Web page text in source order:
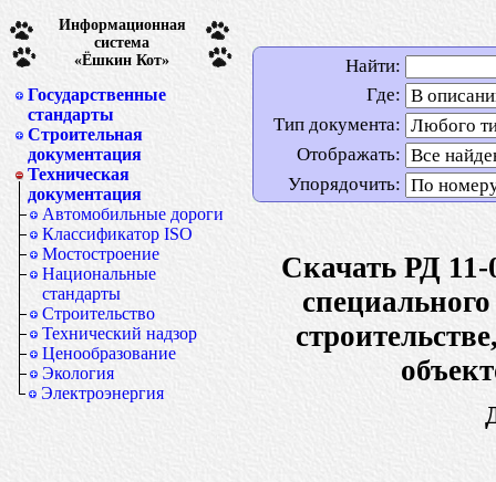
Информационная
система
«Ёшкин Кот»
Государственные
стандарты
Строительная
документация
Техническая
документация
Автомобильные дороги
Классификатор ISO
Мостостроение
Национальные
стандарты
Строительство
Технический надзор
Ценообразование
Экология
Электроэнергия
Найти:
Где:
Тип документа:
Отображать:
Упорядочить:
Скачать РД